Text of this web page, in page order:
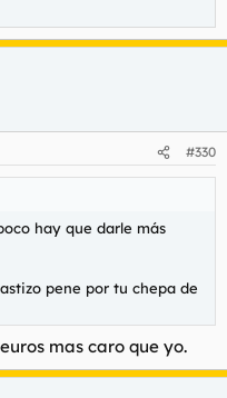
#330
hay que darle más
pene por tu chepa de
mas caro que yo.